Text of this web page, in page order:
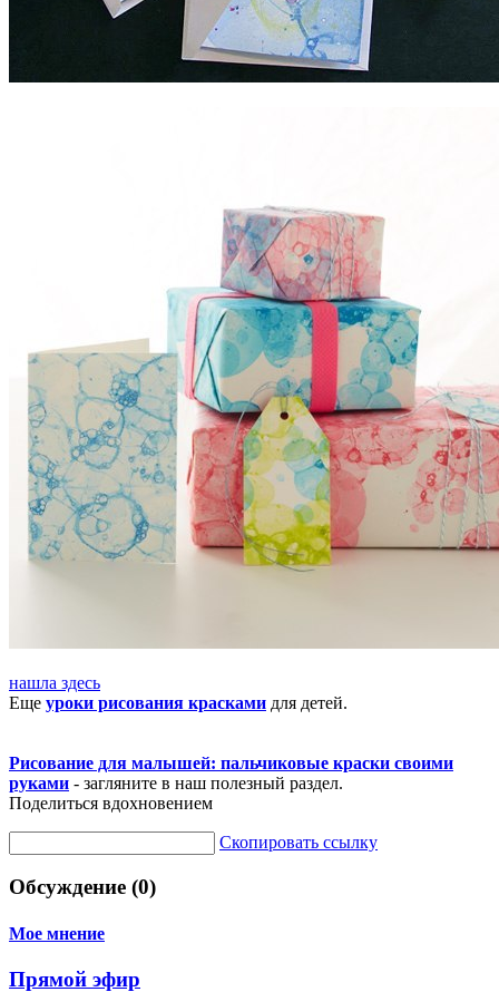
нашла здесь
Еще уроки рисования красками для детей.
Рисование для малышей: пальчиковые краски своими
руками - загляните в наш полезный раздел.
Поделиться вдохновением
Скопировать ссылку
Обсуждение (0)
Мое мнение
Прямой эфир